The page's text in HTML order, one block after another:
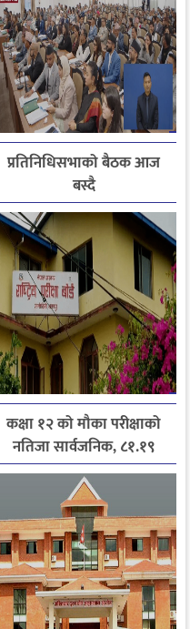
प्रतिनिधिसभाको बैठक आज
बस्दै
कक्षा १२ को मौका परीक्षाको
नतिजा सार्वजनिक, ८१.१९
प्रतिशत विद्यार्थी उत्तीर्ण